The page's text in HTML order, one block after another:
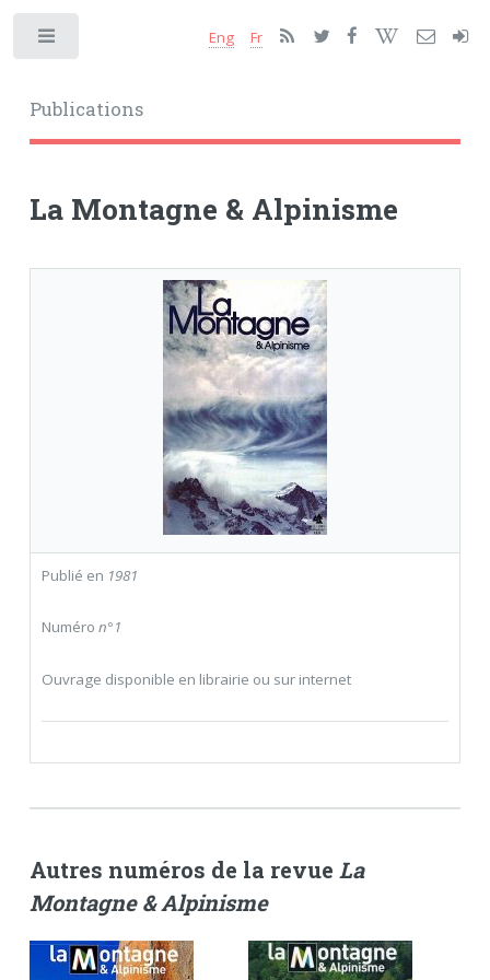
Publications
Eng Fr
La Montagne & Alpinisme
Publié en 1981
Numéro n°1
Ouvrage disponible en librairie ou sur internet
Autres numéros de la revue La
Montagne & Alpinisme